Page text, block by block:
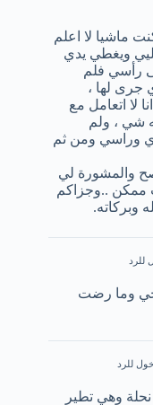
ماشيا لا اعلم
ويغطي يدي
رأسي فلم
جرى لها ،
لا اتعامل مع
شي ، ولم
وراسي ومن ثم
والمشورة لي
ممكن ..وجزاكم
وبركاته.
للرد
وما رضت
للرد
وهي تطير